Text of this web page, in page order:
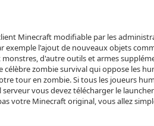
Minecraft modifiable par les
l'ajout de nouveaux objets
d'autre outils et armes
zombie survival qui oppose les
tour en zombie. Si tous les joueurs
vous devez télécharger le
votre Minecraft original, vous allez